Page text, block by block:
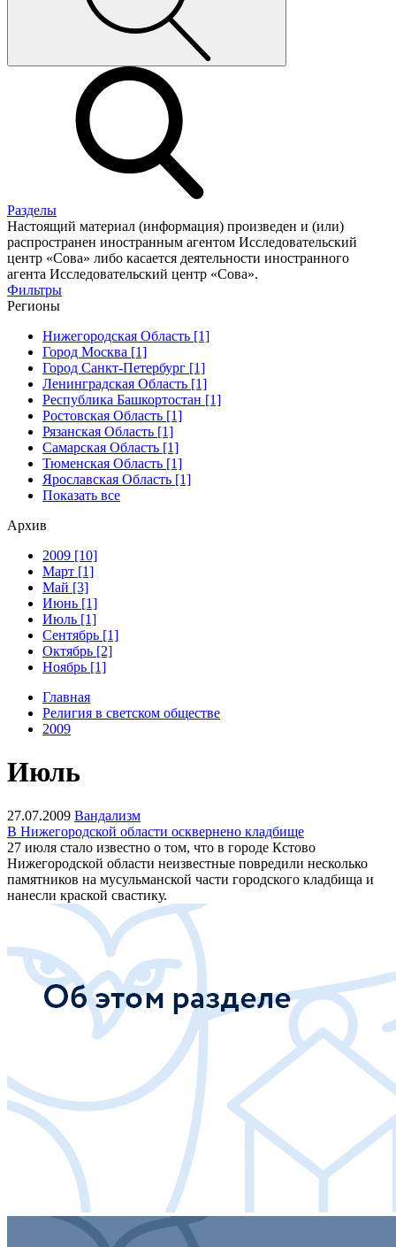
Разделы
Настоящий материал (информация) произведен и (или)
распространен иностранным агентом Исследовательский
центр «Сова» либо касается деятельности иностранного
агента Исследовательский центр «Сова».
Фильтры
Регионы
Нижегородская Область [1]
Город Москва [1]
Город Санкт-Петербург [1]
Ленинградская Область [1]
Республика Башкортостан [1]
Ростовская Область [1]
Рязанская Область [1]
Самарская Область [1]
Тюменская Область [1]
Ярославская Область [1]
Показать все
Архив
2009 [10]
Март [1]
Май [3]
Июнь [1]
Июль [1]
Сентябрь [1]
Октябрь [2]
Ноябрь [1]
Главная
Религия в светском обществе
2009
Июль
27.07.2009 Вандализм
В Нижегородской области осквернено кладбище
27 июля стало известно о том, что в городе Кстово
Нижегородской области неизвестные повредили несколько
памятников на мусульманской части городского кладбища и
нанесли краской свастику.